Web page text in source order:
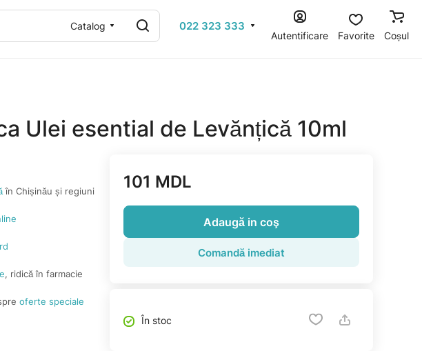
Catalog 022 323 333
Autentificare Favorite Coșul
Ulei esential de Levănțică 10ml
în Chișinău și regiuni
, ridică în farmacie
oferte speciale
101 MDL
Adaugă in coş
Comandă imediat
În stoc